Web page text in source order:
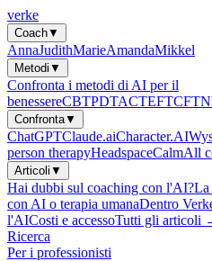
verke
Coach▼
AnnaJudithMarieAmandaMikkel
Metodi ▼
Confronta i metodi di AI per il
benessereCBTPDTACTEFTCFT
Confronta▼
ChatGPTClaude.aiCharacter.AI
person therapyHeadspaceCalmAll
Articoli ▼
Hai dubbi sul coaching con l'AI?La
con AI o terapia umanaDentro
l'AICosti e accessoTutti gli articoli
Ricerca
Per i professionisti